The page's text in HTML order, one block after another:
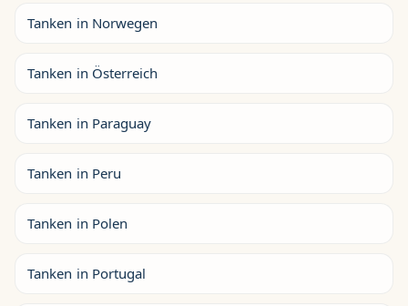
Tanken in Norwegen
Tanken in Österreich
Tanken in Paraguay
Tanken in Peru
Tanken in Polen
Tanken in Portugal